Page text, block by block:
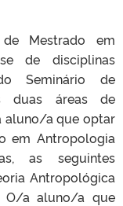
Mestrado em
de disciplinas
Seminário de
duas áreas de
aluno/a que optar
em Antropologia
as seguintes
Antropológica
O/a aluno/a que